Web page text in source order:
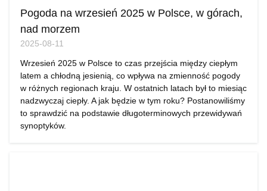
Pogoda na wrzesień 2025 w Polsce, w górach,
nad morzem
2025-08-11
Wrzesień 2025 w Polsce to czas przejścia między ciepłym
latem a chłodną jesienią, co wpływa na zmienność pogody
w różnych regionach kraju. W ostatnich latach był to miesiąc
nadzwyczaj ciepły. A jak będzie w tym roku? Postanowiliśmy
to sprawdzić na podstawie długoterminowych przewidywań
synoptyków.